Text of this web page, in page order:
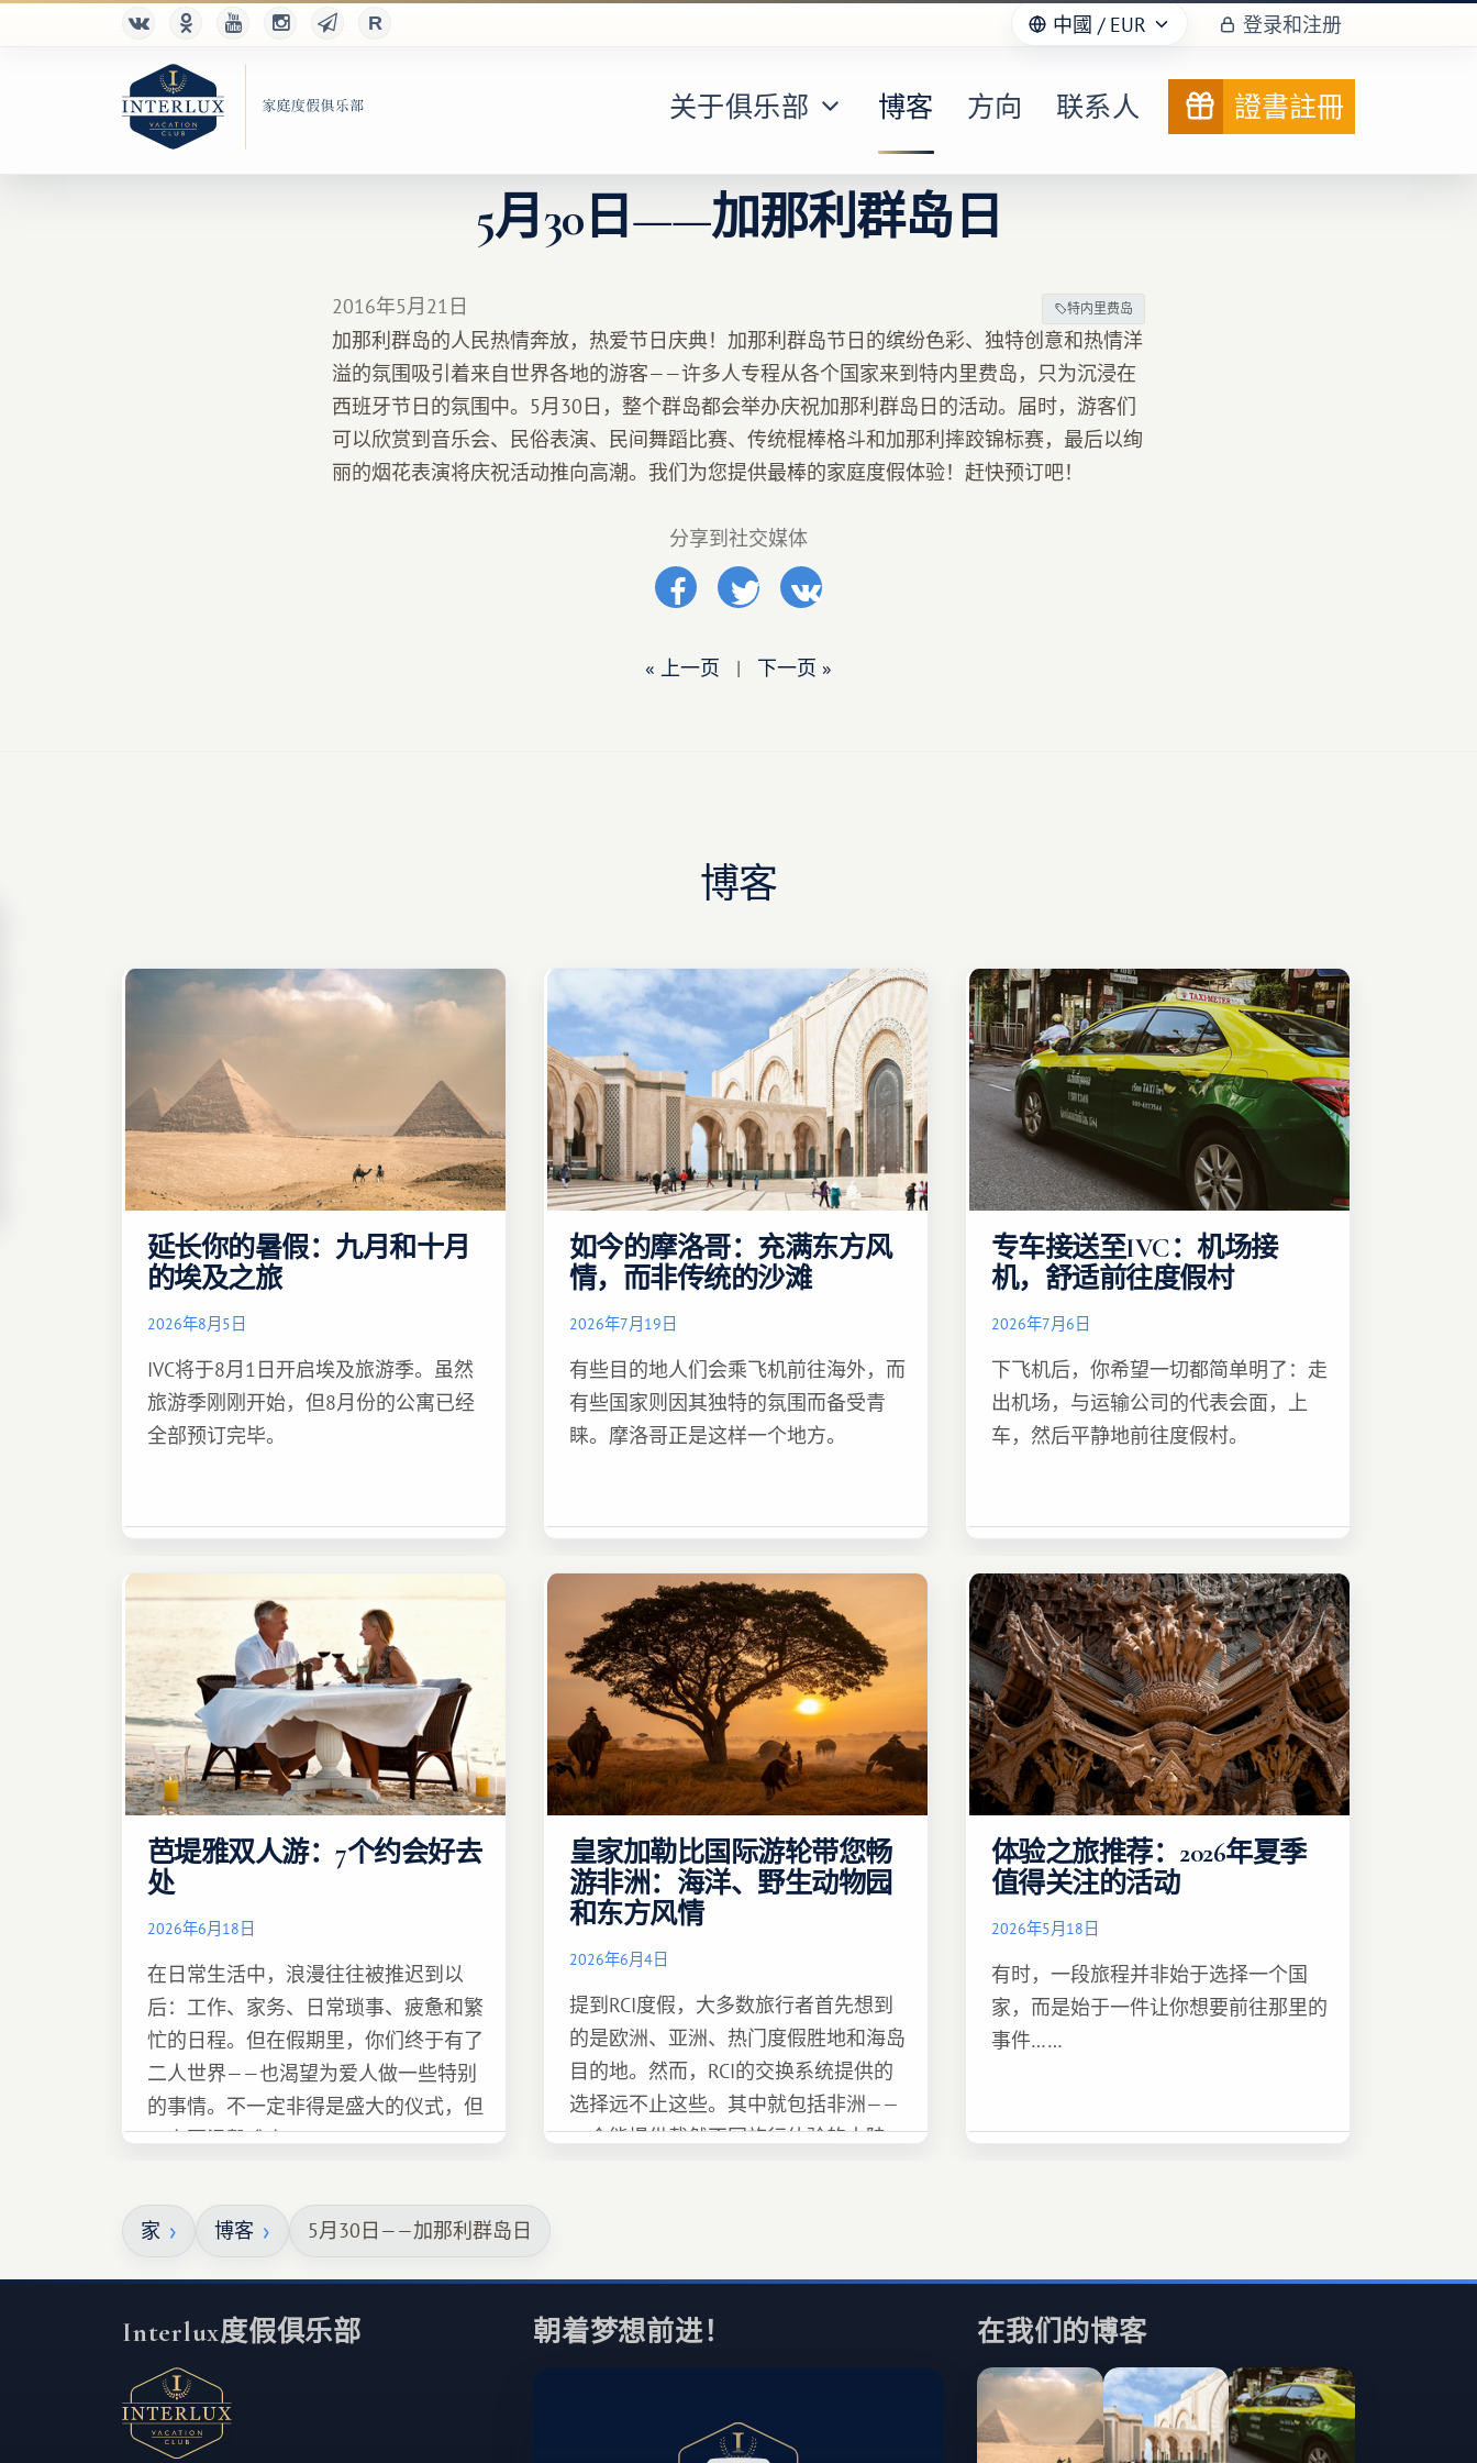
中國 / EUR 登录和注册
关于俱乐部 博客 方向 联系人 證書註冊
5月30日——加那利群岛日
2016年5月21日 特内里费岛
加那利群岛的人民热情奔放，热爱节日庆典！加那利群岛节日的缤纷色彩、独特创意和热情洋
溢的氛围吸引着来自世界各地的游客——许多人专程从各个国家来到特内里费岛，只为沉浸在
西班牙节日的氛围中。5月30日，整个群岛都会举办庆祝加那利群岛日的活动。届时，游客们
可以欣赏到音乐会、民俗表演、民间舞蹈比赛、传统棍棒格斗和加那利摔跤锦标赛，最后以绚
丽的烟花表演将庆祝活动推向高潮。我们为您提供最棒的家庭度假体验！赶快预订吧！
分享到社交媒体
« 上一页 | 下一页 »
博客
延长你的暑假：九月和十月
的埃及之旅
2026年8月5日
IVC将于8月1日开启埃及旅游季。虽然
旅游季刚刚开始，但8月份的公寓已经
全部预订完毕。
如今的摩洛哥：充满东方风
情，而非传统的沙滩
2026年7月19日
有些目的地人们会乘飞机前往海外，而
有些国家则因其独特的氛围而备受青
睐。摩洛哥正是这样一个地方。
专车接送至IVC：机场接
机，舒适前往度假村
2026年7月6日
下飞机后，你希望一切都简单明了：走
出机场，与运输公司的代表会面，上
车，然后平静地前往度假村。
芭堤雅双人游：7个约会好去
处
2026年6月18日
在日常生活中，浪漫往往被推迟到以
后：工作、家务、日常琐事、疲惫和繁
忙的日程。但在假期里，你们终于有了
二人世界——也渴望为爱人做一些特别
的事情。不一定非得是盛大的仪式，但
一定要温馨难忘 :)
皇家加勒比国际游轮带您畅
游非洲：海洋、野生动物园
和东方风情
2026年6月4日
提到RCI度假，大多数旅行者首先想到
的是欧洲、亚洲、热门度假胜地和海岛
目的地。然而，RCI的交换系统提供的
选择远不止这些。其中就包括非洲——
一个能提供截然不同旅行体验的大陆。
体验之旅推荐：2026年夏季
值得关注的活动
2026年5月18日
有时，一段旅程并非始于选择一个国
家，而是始于一件让你想要前往那里的
事件……
家 博客 5月30日——加那利群岛日
Interlux度假俱乐部 朝着梦想前进！ 在我们的博客